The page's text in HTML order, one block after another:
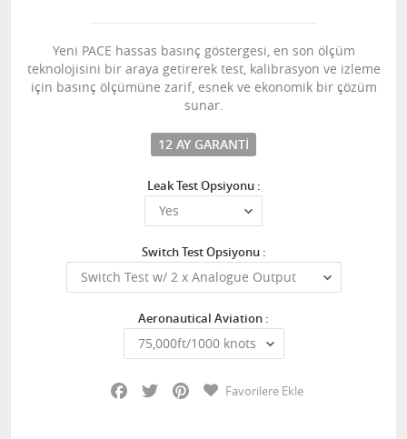
Yeni PACE hassas basınç göstergesi, en son ölçüm
teknolojisini bir araya getirerek test, kalibrasyon ve izleme
için basınç ölçümüne zarif, esnek ve ekonomik bir çözüm
sunar.
12 AY GARANTI
Leak Test Opsiyonu :
Switch Test Opsiyonu :
Aeronautical Aviation :
Facebook
Twitter PinterestFavorilere Ekle